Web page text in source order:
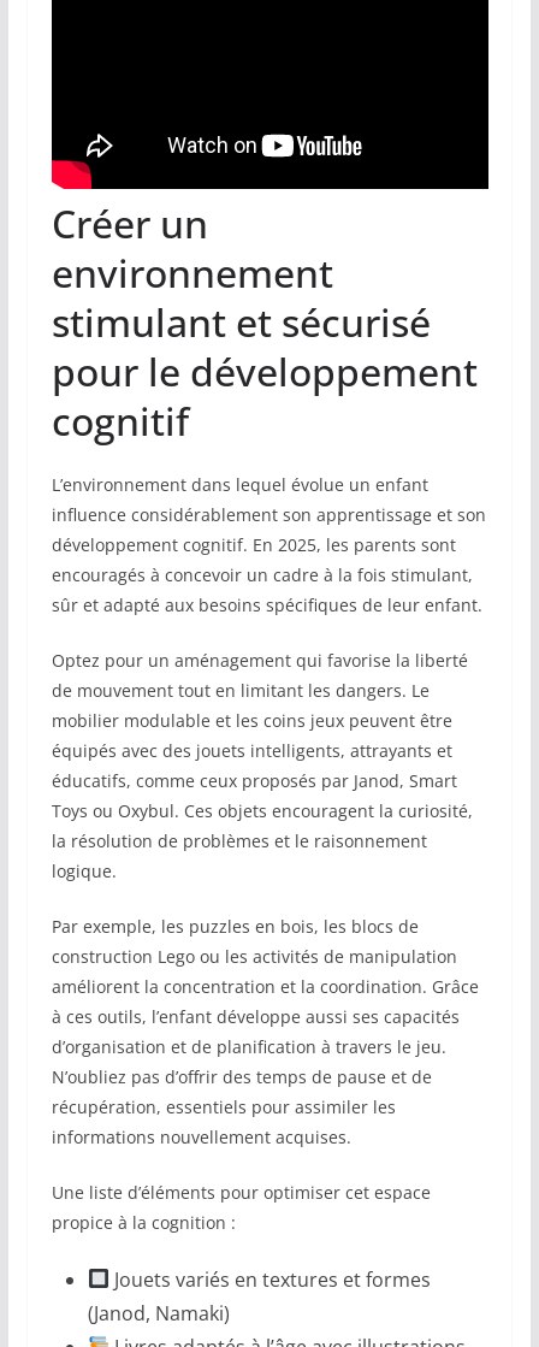
Créer un
environnement
stimulant et sécurisé
pour le développement
cognitif
L’environnement dans lequel évolue un enfant
influence considérablement son apprentissage et son
développement cognitif. En 2025, les parents sont
encouragés à concevoir un cadre à la fois stimulant,
sûr et adapté aux besoins spécifiques de leur enfant.
Optez pour un aménagement qui favorise la liberté
de mouvement tout en limitant les dangers. Le
mobilier modulable et les coins jeux peuvent être
équipés avec des jouets intelligents, attrayants et
éducatifs, comme ceux proposés par Janod, Smart
Toys ou Oxybul. Ces objets encouragent la curiosité,
la résolution de problèmes et le raisonnement
logique.
Par exemple, les puzzles en bois, les blocs de
construction Lego ou les activités de manipulation
améliorent la concentration et la coordination. Grâce
à ces outils, l’enfant développe aussi ses capacités
d’organisation et de planification à travers le jeu.
N’oubliez pas d’offrir des temps de pause et de
récupération, essentiels pour assimiler les
informations nouvellement acquises.
Une liste d’éléments pour optimiser cet espace
propice à la cognition :
Jouets variés en textures et formes
(Janod, Namaki)